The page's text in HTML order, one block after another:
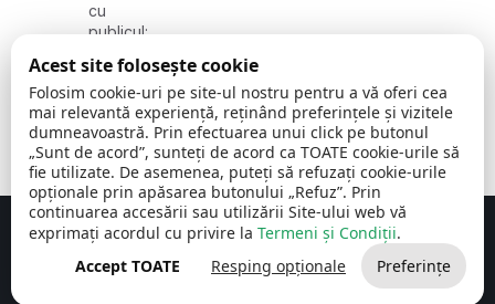
cu
publicul:
08:00 -
16:30
, vineri:
08:00 -
14:00
Comuna Cerchezu © 2026Toate drepturile rezervate
Concept realizat de Big Media Relații Publice SRL
Acest site folosește cookie
Folosim cookie-uri pe site-ul nostru pentru a vă oferi cea
mai relevantă experiență, reținând preferințele și vizitele
dumneavoastră. Prin efectuarea unui click pe butonul
„Sunt de acord”, sunteți de acord ca TOATE cookie-urile să
fie utilizate. De asemenea, puteți să refuzați cookie-urile
opționale prin apăsarea butonului „Refuz”. Prin
continuarea accesării sau utilizării Site-ului web vă
exprimați acordul cu privire la Termeni și Condiții.
Accept TOATE
Resping opționale Preferințe